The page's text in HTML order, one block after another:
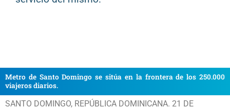
Metro de Santo Domingo se sitúa en la frontera de los 250.000
viajeros diarios.
SANTO DOMINGO, REPÚBLICA DOMINICANA. 21 DE